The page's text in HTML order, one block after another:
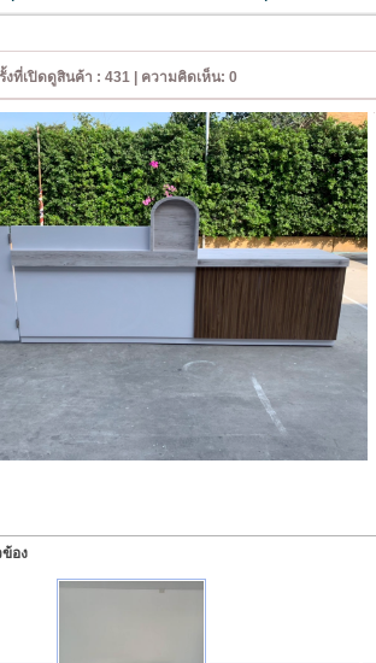
งที่เปิดดูสินค้า : 431 | ความคิดเห็น: 0
อง